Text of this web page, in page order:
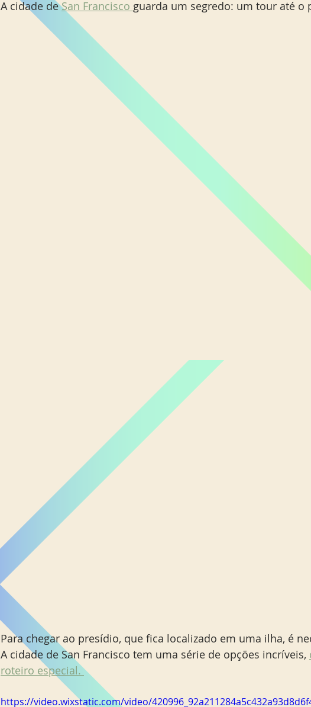
Madrid Miami Orlando Moscou
A cidade de San Francisco guarda um segredo: um tour até o
Para chegar ao presídio, que fica localizado em uma ilha, é
A cidade de San Francisco tem uma série de opções incríveis,
roteiro especial.
https://video.wixstatic.com/video/